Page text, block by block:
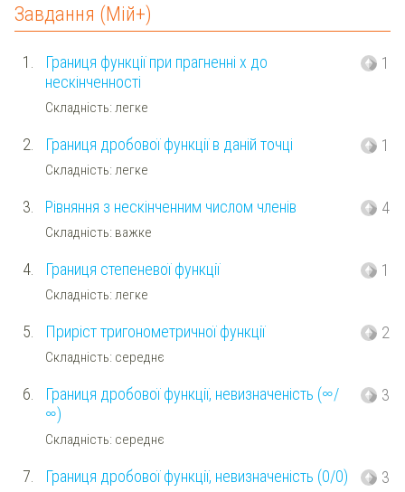
Завдання (Мій+)
1.
Границя функції при прагненні х до
нескінченності
Складність: легке
1
2. Границя дробової функції в даній точці
Складність: легке
1
3. Рівняння з нескінченним числом членів
Складність: важке
4
4. Границя степеневої функції
Складність: легке
1
5. Приріст тригонометричної функції
Складність: середнє
2
6.
Границя дробової функції, невизначеність (∞/
∞)
Складність: середнє
3
7. Границя дробової функції, невизначеність (0/0) 3